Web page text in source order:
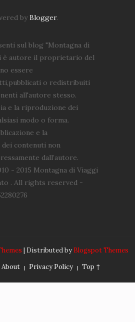
byBlogger.
sul blog "Montagna di
è autore il proprietario del
essere
o redistribuiti
all'autore stesso.
e la riproduzione dei
modo o forma.
e la
contenuti non
dall’autore.
- 2015 Montagna di Viaggi
. All rights reserved -
| Distributed by Blogspot Themes
About Privacy Policy Top ↑